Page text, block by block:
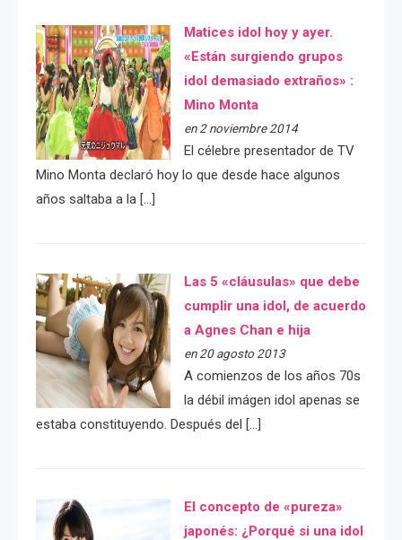
Matices idol hoy y ayer.
«Están surgiendo grupos
idol demasiado extraños» :
Mino Monta
en 2 noviembre 2014
El célebre presentador de TV
Mino Monta declaró hoy lo que desde hace algunos
años saltaba a la […]
Las 5 «cláusulas» que debe
cumplir una idol, de acuerdo
a Agnes Chan e hija
en 20 agosto 2013
A comienzos de los años 70s
la débil imágen idol apenas se
estaba constituyendo. Después del […]
El concepto de «pureza»
japonés: ¿Porqué si una idol